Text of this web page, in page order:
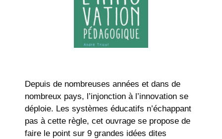
Depuis de nombreuses années et dans de
nombreux pays, l’injonction à l’innovation se
déploie. Les systèmes éducatifs n’échappant
pas à cette règle, cet ouvrage se propose de
faire le point sur 9 grandes idées dites